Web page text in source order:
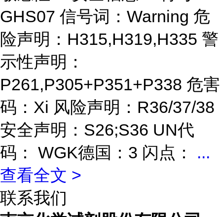
GHS07 信号词：Warning 危
险声明：H315,H319,H335 警
示性声明：
P261,P305+P351+P338 危害
码：Xi 风险声明：R36/37/38
安全声明：S26;S36 UN代
码： WGK德国：3 闪点： ...
查看全文 >
联系我们